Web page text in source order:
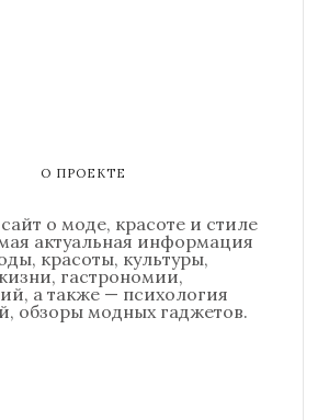
О ПРОЕКТЕ
о моде, красоте и стиле
актуальная информация
красоты, культуры,
гастрономии,
а также — психология
обзоры модных гаджетов.